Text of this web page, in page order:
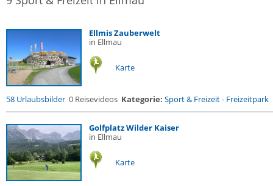
Ellmis Zauberwelt
in Ellmau
Karte
58 Urlaubsbilder 0 Reisevideos Kategorie: Sport & Freizeit- Freizeitpark
Golfplatz Wilder Kaiser
in Ellmau
Karte